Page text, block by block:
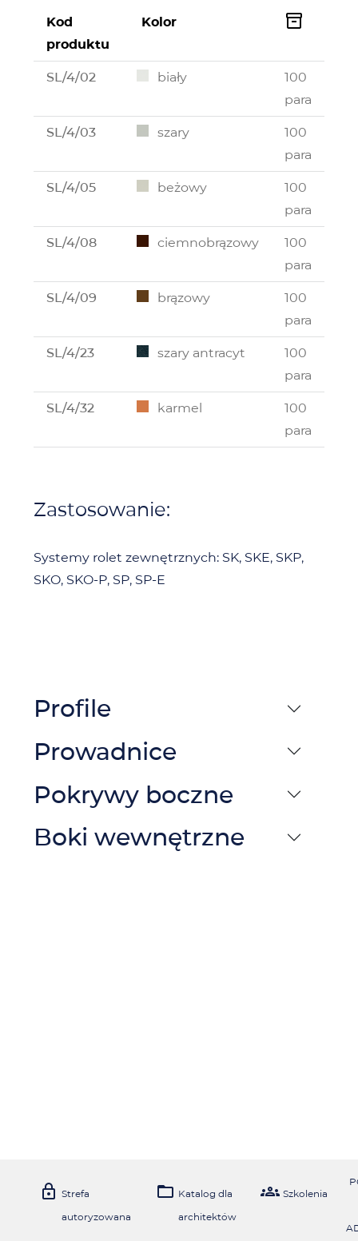
Kod
produktu
Kolor 
SL/4/02 biały
100
para
SL/4/03 szary
100
para
SL/4/05 beżowy
100
para
SL/4/08 ciemnobrązowy
100
para
SL/4/09 brązowy
100
para
SL/4/23 szary antracyt
100
para
SL/4/32 karmel
100
para
Zastosowanie:
Systemy rolet zewnętrznych: SK, SKE, SKP,
SKO, SKO-P, SP, SP-E
Profile
Prowadnice
Pokrywy boczne
Boki wewnętrzne
 Strefa
autoryzowana
 Katalog dla
architektów
 Szkolenia